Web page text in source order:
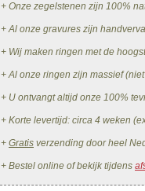
+ Onze zegelstenen zijn 100%
+ Al onze gravures zijn
+ Wij maken ringen met de
+ Al onze ringen zijn massief
+ U ontvangt altijd onze 100%
+ Korte levertijd: circa 4 weken
+ Gratis verzending door heel
+ Bestel online of bekijk tijdens